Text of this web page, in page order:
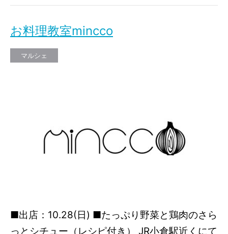
お料理教室mincco
マルシェ
■出店：10.28(日) ■たっぷり野菜と鶏肉のさら
っとシチュー（レシピ付き） JR小倉駅近くにて